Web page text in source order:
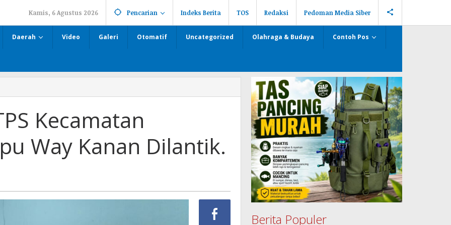
Kamis, 6 Agustus 2026 Pencarian Indeks Berita TOS Redaksi Pedoman Media Siber
Daerah Video Galeri Otomatif Uncategorized Olahraga & Budaya Contoh Pos
Kecamatan
Way Kanan Dilantik.
Berita Populer